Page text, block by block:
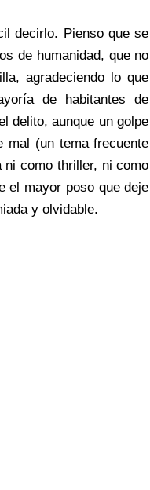
decirlo. Pienso que se
de humanidad, que no
agradeciendo lo que
de habitantes de
delito, aunque un golpe
mal (un tema frecuente
ni como thriller, ni como
el mayor poso que deje
y olvidable.